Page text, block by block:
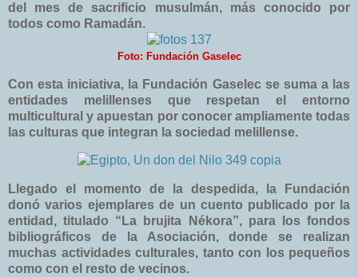
del mes de sacrificio musulmán, más conocido por
todos como Ramadán.
Foto: Fundación Gaselec
Con esta iniciativa, la Fundación Gaselec se suma a las
entidades melillenses que respetan el entorno
multicultural y apuestan por conocer ampliamente todas
las culturas que integran la sociedad melillense.
Llegado el momento de la despedida, la Fundación
donó varios ejemplares de un cuento publicado por la
entidad, titulado “La brujita Nékora”, para los fondos
bibliográficos de la Asociación, donde se realizan
muchas actividades culturales, tanto con los pequeños
como con el resto de vecinos.